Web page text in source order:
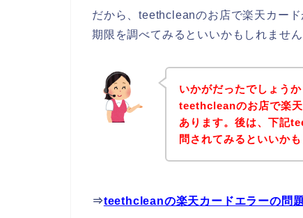
だから、teethcleanのお店で楽天カー
期限を調べてみるといいかもしれません
いかがだったでしょう
teethcleanのお店で楽
あります。後は、下記
問されてみるといいかも
⇒teethcleanの楽天カードエラーの問